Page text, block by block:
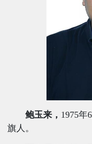
鲍玉来， 1975年6
旗人。